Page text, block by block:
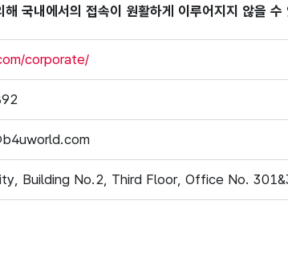
국내에서의 접속이 원활하게 이루어지지 않을 수
corporate/
Building No.2, Third Floor, Office No.